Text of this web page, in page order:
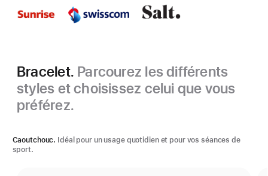
Bracelet. Parcourez les différents
styles et choisissez celui que vous
préférez.
Caoutchouc. Idéal pour un usage quotidien et pour vos séances de
sport.